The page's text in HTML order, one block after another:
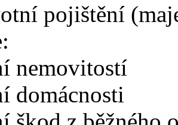
pojištění
nemovitostí
domácnosti